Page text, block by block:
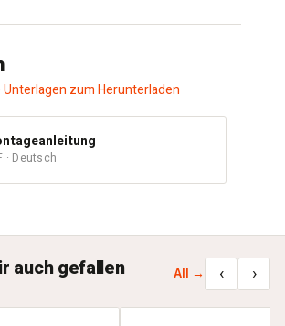
zum Herunterladen
· Deutsch
auch gefallen All → ‹ ›